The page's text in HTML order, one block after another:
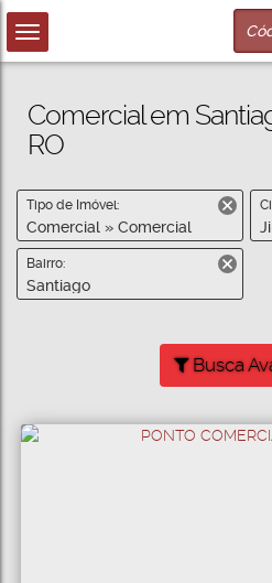
Comercial em
RO
Tipo de Imóvel:
Comercial » Comercial
Bairro:
Santiago
Busca